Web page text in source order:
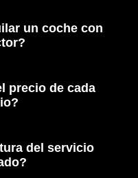
un coche con
precio de cada
del servicio